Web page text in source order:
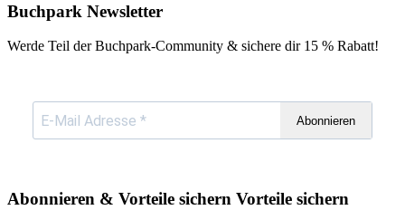
Buchpark Newsletter
Werde Teil der Buchpark-Community & sichere dir 15 % Rabatt!
Abonnieren
Abonnieren & Vorteile sichern Vorteile sichern